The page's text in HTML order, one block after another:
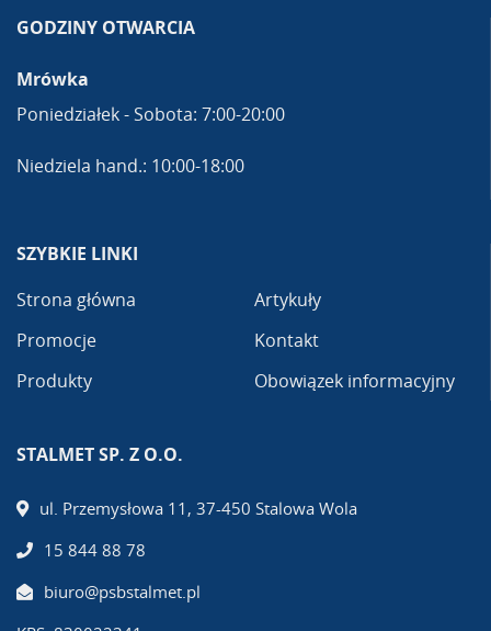
GODZINY OTWARCIA
Mrówka
Poniedziałek - Sobota: 7:00-20:00
Niedziela hand.: 10:00-18:00
SZYBKIE LINKI
Strona główna
Promocje
Produkty
Artykuły
Kontakt
Obowiązek informacyjny
STALMET SP. Z O.O.
ul. Przemysłowa 11, 37-450 Stalowa Wola
15 844 88 78
biuro@psbstalmet.pl